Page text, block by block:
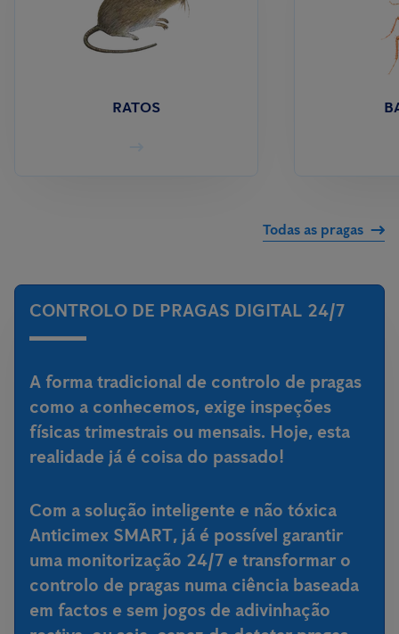
RATOS
Todas as pragas
CONTROLO DE PRAGAS DIGITAL 24/7
A forma tradicional de controlo de pragas
como a conhecemos, exige inspeções
físicas trimestrais ou mensais. Hoje, esta
realidade já é coisa do passado!
Com a solução inteligente e não tóxica
Anticimex SMART, já é possível garantir
uma monitorização 24/7 e transformar o
controlo de pragas numa ciência baseada
em factos e sem jogos de adivinhação